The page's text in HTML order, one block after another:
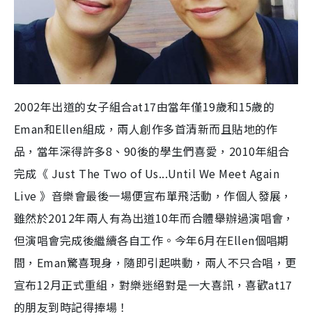
2002年出道的女子組合at17由當年僅19歲和15歲的
Eman和Ellen組成，兩人創作多首清新而且貼地的作
品，當年深得許多8、90後的學生們喜愛，2010年組合
完成《 Just The Two of Us...Until We Meet Again
Live 》音樂會最後一場便宣布單飛活動，作個人發展，
雖然於2012年兩人有為出道10年而合體舉辦過演唱會，
但演唱會完成後繼續各自工作。今年6月在Ellen個唱期
間，Eman驚喜現身，隨即引起哄動，兩人不只合唱，更
宣布12月正式重組，對樂迷絕對是一大喜訊，喜歡at17
的朋友到時記得捧場！